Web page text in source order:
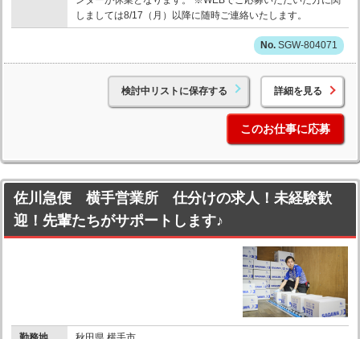
しましては8/17（月）以降に随時ご連絡いたします。
SGW-804071
検討中リストに保存する 詳細を見る
このお仕事に応募
佐川急便 横手営業所 仕分けの求人！未経験歓
迎！先輩たちがサポートします♪